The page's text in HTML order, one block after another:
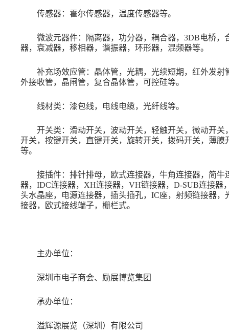
传感器：霍尔传感器，温度传感器等。
微波元器件：隔离器，功分器，耦合器， 3DB电桥，
器，衰减器，移相器，谐振器，环形器，混频器等。
补充场效应管：晶体管，光耦，光续短期，红外发射
外接收管，晶闸管，复合晶体管，可控硅等。
线材类：漆包线，电线电缆，光纤线等。
开关类：滑动开关，波动开关，轻触开关，微动开关
开关，按键开关，直键开关，旋转开关，拨码开关，薄膜
等。
接插件：排针排母，欧式连接器，牛角连接器，简牛
器， IDC连接器，XH连接器，VH链接器，D-SUB连接器
头水晶座，电源连接器，插头插孔，IC座，射频链接器，
接器，欧式接线端子，栅栏式。
主办单位：
深圳市电子商会、励展博览集团
承办单位：
溢辉源展览（深圳）有限公司